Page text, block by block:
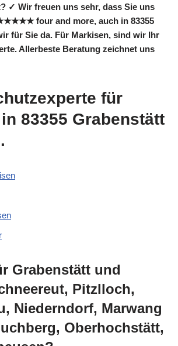
✓ Wir freuen uns sehr, dass Sie uns
four and more, auch in 83355
für Sie da. Für Markisen, sind wir Ihr
Allerbeste Beratung zeichnet uns
für
83355 Grabenstätt
Grabenstätt und
Pitzlloch,
Niederndorf, Marwang
Oberhochstätt,